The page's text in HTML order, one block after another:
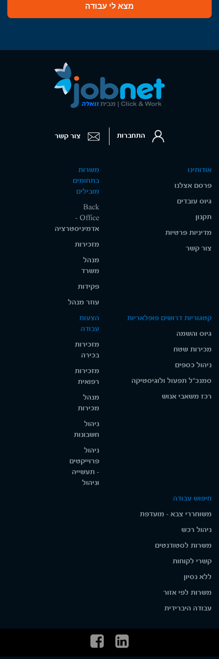
מצא לי עבודה
אודותינו
פרסם אצלנו
גיוס עובדים
תקנון
מדיניות פרטיות
צור קשר
משרות
בתחומים
מובילים
Back
Office -
אדמיניסטרציה
מזכירות
מנהל
משרד
פקידות
עוזר מנהל
קטגוריות דרושים פופלאריות
גיוס והשמה
מכירות שטח
ניהול כספים
סמנכ"ל תפעול ולוגיסטיקה
רכז משאבי אנוש
הצעות
עבודה
מזכירות
בכירה
מזכירות
רפואית
מנהל
מכירות
ניהול
חשבונות
ניהול
פרוייקטים
- תעשייה
וניהול
חיפוש עבודה
משוחררי צבא - מועדפת
ניהול רכש
משרות לסטודנטים
קשרי לקוחות
ללא נסיון
משרות לפי אזור
עבודה היברידית